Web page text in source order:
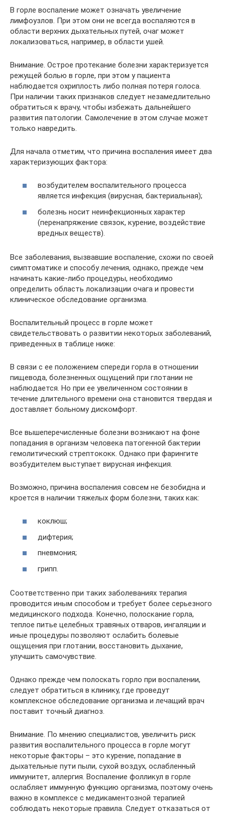
В горле воспаление может означать увеличение
лимфоузлов. При этом они не всегда воспаляются в
области верхних дыхательных путей, очаг может
локализоваться, например, в области ушей.
Внимание. Острое протекание болезни характеризуется
режущей болью в горле, при этом у пациента
наблюдается охриплость либо полная потеря голоса.
При наличии таких признаков следует незамедлительно
обратиться к врачу, чтобы избежать дальнейшего
развития патологии. Самолечение в этом случае может
только навредить.
Для начала отметим, что причина воспаления имеет два
характеризующих фактора:
возбудителем воспалительного процесса
является инфекция (вирусная, бактериальная);
болезнь носит неинфекционных характер
(перенапряжение связок, курение, воздействие
вредных веществ).
Все заболевания, вызвавшие воспаление, схожи по своей
симптоматике и способу лечения, однако, прежде чем
начинать какие-либо процедуры, необходимо
определить область локализации очага и провести
клиническое обследование организма.
Воспалительный процесс в горле может
свидетельствовать о развитии некоторых заболеваний,
приведенных в таблице ниже:
В связи с ее положением спереди горла в отношении
пищевода, болезненных ощущений при глотании не
наблюдается. Но при ее увеличенном состоянии в
течение длительного времени она становится твердая и
доставляет больному дискомфорт.
Все вышеперечисленные болезни возникают на фоне
попадания в организм человека патогенной бактерии
гемолитический стрептококк. Однако при фарингите
возбудителем выступает вирусная инфекция.
Возможно, причина воспаления совсем не безобидна и
кроется в наличии тяжелых форм болезни, таких как:
коклюш;
дифтерия;
пневмония;
грипп.
Соответственно при таких заболеваниях терапия
проводится иным способом и требует более серьезного
медицинского подхода. Конечно, полоскание горла,
теплое питье целебных травяных отваров, ингаляции и
иные процедуры позволяют ослабить болевые
ощущения при глотании, восстановить дыхание,
улучшить самочувствие.
Однако прежде чем полоскать горло при воспалении,
следует обратиться в клинику, где проведут
комплексное обследование организма и лечащий врач
поставит точный диагноз.
Внимание. По мнению специалистов, увеличить риск
развития воспалительного процесса в горле могут
некоторые факторы – это курение, попадание в
дыхательные пути пыли, сухой воздух, ослабленный
иммунитет, аллергия. Воспаление фолликул в горле
ослабляет иммунную функцию организма, поэтому очень
важно в комплексе с медикаментозной терапией
соблюдать некоторые правила. Следует отказаться от